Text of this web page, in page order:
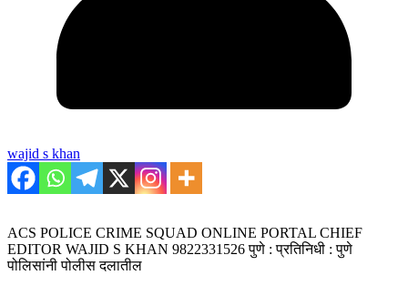
wajid s khan
ACS POLICE CRIME SQUAD ONLINE PORTAL CHIEF
EDITOR WAJID S KHAN 9822331526 पुणे : प्रतिनिधी : पुणे
पोलिसांनी पोलीस दलातील